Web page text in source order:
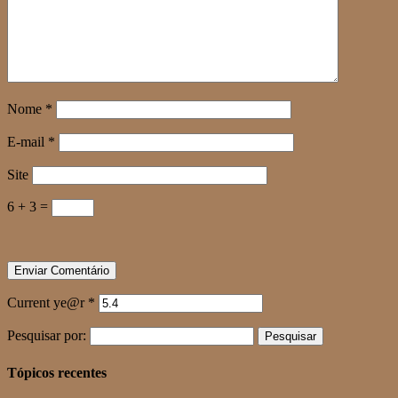
Nome *
E-mail *
Site
6 + 3 =
Current ye@r *
Pesquisar por:
Tópicos recentes